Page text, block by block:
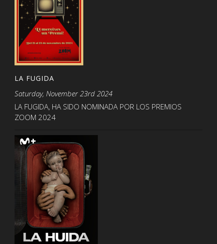
LA FUGIDA
Saturday, November 23rd 2024
LA FUGIDA, HA SIDO NOMINADA POR LOS PREMIOS
ZOOM 2024